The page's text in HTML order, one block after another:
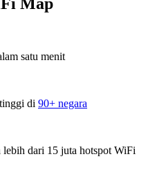
satu menit
di 90+ negara
lebih dari 15 juta hotspot WiFi